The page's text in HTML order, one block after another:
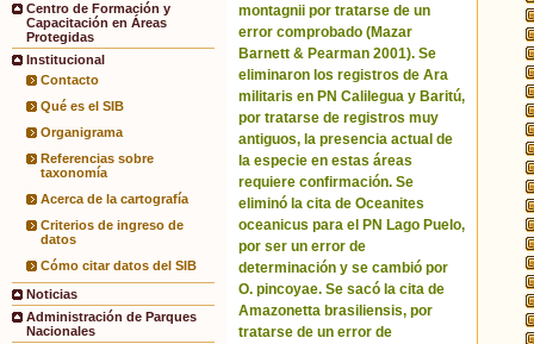
Centro de Formación y
Capacitación en Áreas
Protegidas
Institucional
Contacto
Qué es el SIB
Organigrama
Referencias sobre
taxonomía
Acerca de la cartografía
Criterios de ingreso de
datos
Cómo citar datos del SIB
Noticias
Administración de Parques
Nacionales
montagnii por tratarse de un
error comprobado (Mazar
Barnett & Pearman 2001). Se
eliminaron los registros de Ara
militaris en PN Calilegua y Baritú,
por tratarse de registros muy
antiguos, la presencia actual de
la especie en estas áreas
requiere confirmación. Se
eliminó la cita de Oceanites
oceanicus para el PN Lago Puelo,
por ser un error de
determinación y se cambió por
O. pincoyae. Se sacó la cita de
Amazonetta brasiliensis, por
tratarse de un error de